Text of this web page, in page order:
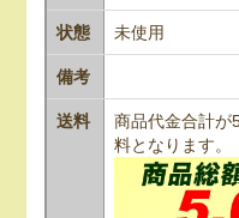
状態 未使用
備考
送料
商品代金合計が
料となります。